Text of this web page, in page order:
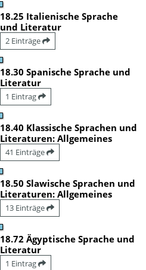
18.25 Italienische Sprache
und Literatur
2 Einträge
18.30 Spanische Sprache und
Literatur
1 Eintrag
18.40 Klassische Sprachen und
Literaturen: Allgemeines
41 Einträge
18.50 Slawische Sprachen und
Literaturen: Allgemeines
13 Einträge
18.72 Ägyptische Sprache und
Literatur
1 Eintrag